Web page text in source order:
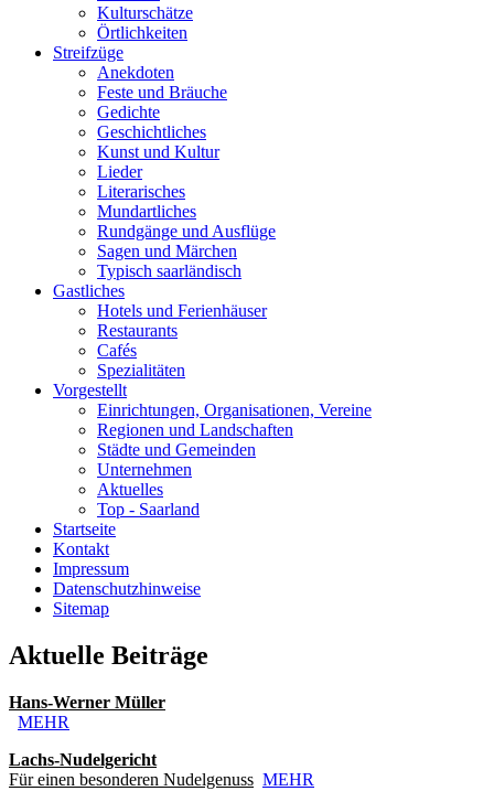
Kulturschätze
Örtlichkeiten
Streifzüge
Anekdoten
Feste und Bräuche
Gedichte
Geschichtliches
Kunst und Kultur
Lieder
Literarisches
Mundartliches
Rundgänge und Ausflüge
Sagen und Märchen
Typisch saarländisch
Gastliches
Hotels und Ferienhäuser
Restaurants
Cafés
Spezialitäten
Vorgestellt
Einrichtungen, Organisationen, Vereine
Regionen und Landschaften
Städte und Gemeinden
Unternehmen
Aktuelles
Top - Saarland
Startseite
Kontakt
Impressum
Datenschutzhinweise
Sitemap
Aktuelle Beiträge
Hans-Werner Müller
MEHR
Lachs-Nudelgericht
Für einen besonderen Nudelgenuss MEHR